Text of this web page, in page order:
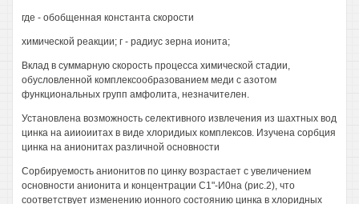
где - обобщенная константа скорости
химической реакции; г - радиус зерна ионита;
Вклад в суммарную скорость процесса химической стадии,
обусловленной комплексообразованием меди с азотом
функциональных групп амфолита, незначителен.
Установлена возможность селективного извлечения из шахтных вод
цинка на аииоиитах в виде хлоридиых комплексов. Изучена сорбция
цинка на анионитах различной основности
Сорбируемость анионитов по цинку возрастает с увеличением
основности анионита и концентрации С1"-И0на (рис.2), что
соответствует изменению ионного состоянию цинка в хлоридных